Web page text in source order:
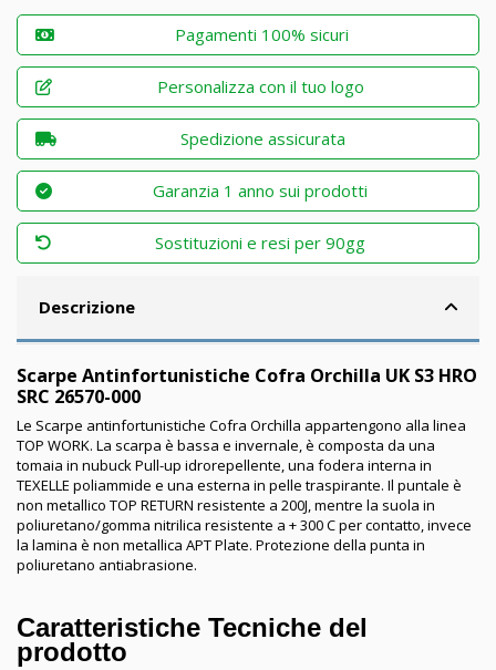
Pagamenti 100% sicuri
Personalizza con il tuo logo
Spedizione assicurata
Garanzia 1 anno sui prodotti
Sostituzioni e resi per 90gg
Descrizione
Scarpe Antinfortunistiche Cofra Orchilla UK S3 HRO
SRC 26570-000
Le Scarpe antinfortunistiche Cofra Orchilla appartengono alla linea
TOP WORK. La scarpa è bassa e invernale, è composta da una
tomaia in nubuck Pull-up idrorepellente, una fodera interna in
TEXELLE poliammide e una esterna in pelle traspirante. Il puntale è
non metallico TOP RETURN resistente a 200J, mentre la suola in
poliuretano/gomma nitrilica resistente a + 300 C per contatto, invece
la lamina è non metallica APT Plate. Protezione della punta in
poliuretano antiabrasione.
Caratteristiche Tecniche del
prodotto